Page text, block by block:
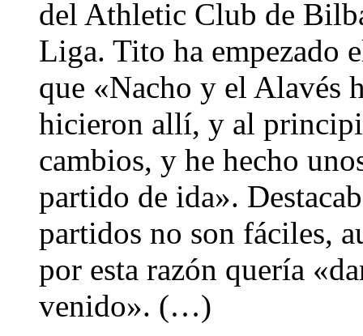
del Athletic Club de
Liga. Tito ha empezado
que «Nacho y el Alavés
hicieron allí, y al
cambios, y he hecho
partido de ida».
partidos no son fáciles,
por esta razón quería
venido». (…)